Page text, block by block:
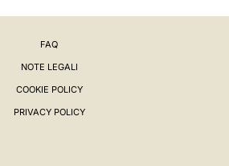
FAQ
NOTE LEGALI
COOKIE POLICY
PRIVACY POLICY